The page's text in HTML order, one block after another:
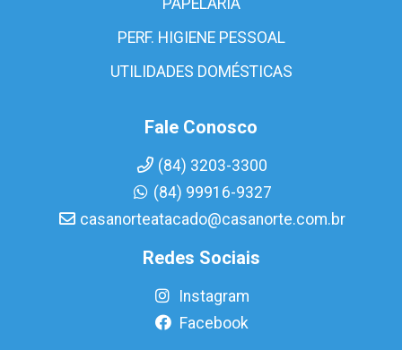
PAPELARIA
PERF. HIGIENE PESSOAL
UTILIDADES DOMÉSTICAS
Fale Conosco
(84) 3203-3300
(84) 99916-9327
casanorteatacado@casanorte.com.br
Redes Sociais
Instagram
Facebook